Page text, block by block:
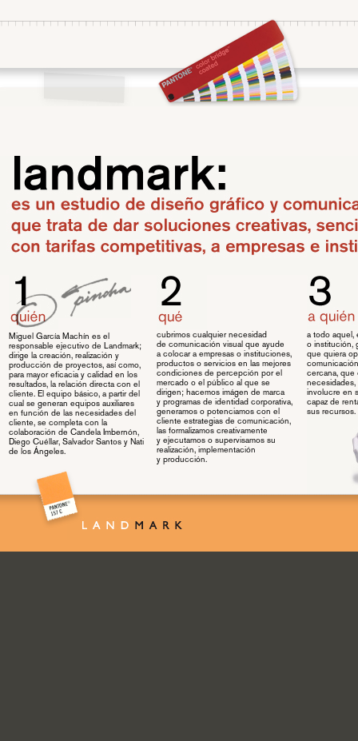
Miguel García Machín es el
responsable ejecutivo de Landmark;
dirige la creación, realización y
producción de proyectos, así como,
para mayor eficacia y calidad en los
resultados, la relación directa con el
cliente. El equipo básico, a partir del
cual se generan equipos auxiliares
en función de las necesidades del
cliente, se completa con la
colaboración de Candela Imbernón,
Diego Cuéllar, Salvador Santos y Nati
de los Ángeles.
cubrimos cualquier necesidad
de comunicación visual que ayude
a colocar a empresas o instituciones,
productos o servicios en las mejores
condiciones de percepción por el
mercado o el público al que se
dirigen; hacemos imágen de marca
y programas de identidad corporativa,
generamos o potenciamos con el
cliente estrategias de comunicación,
las formalizamos creativamente
y ejecutamos o supervisamos su
realización, implementación
y producción.
a todo aquel,
o institución,
que quiera
cercana, que
involucre en
capaz de
sus recursos.